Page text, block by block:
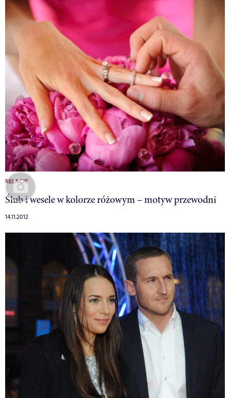
RELACJE
Ślub i wesele w kolorze różowym – motyw przewodni
14.11.2012